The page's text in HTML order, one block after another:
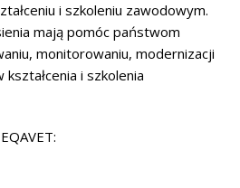
i szkoleniu zawodowym.
mają pomóc państwom
monitorowaniu, modernizacji
i szkolenia